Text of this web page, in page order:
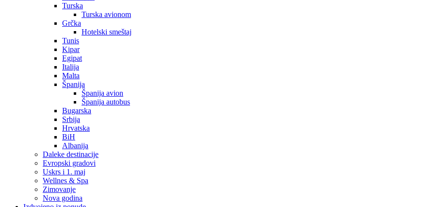
Turska
Turska avionom
Grčka
Hotelski smeštaj
Tunis
Kipar
Egipat
Italija
Malta
Španija
Španija avion
Španija autobus
Bugarska
Srbija
Hrvatska
BiH
Albanija
Daleke destinacije
Evropski gradovi
Uskrs i 1. maj
Wellnes & Spa
Zimovanje
Nova godina